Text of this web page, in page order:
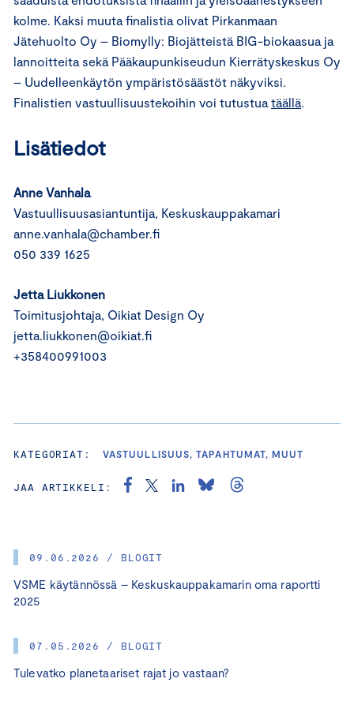
09.06.2026 / BLOGIT
VSME käytännössä – Keskuskauppakamarin oma raportti
2025
07.05.2026 / BLOGIT
Tulevatko planetaariset rajat jo vastaan?
kolme. Kaksi muuta finalistia olivat Pirkanmaan
Jätehuolto Oy – Biomylly: Biojätteistä BIG-biokaasua ja
lannoitteita sekä Pääkaupunkiseudun Kierrätyskeskus Oy
– Uudelleenkäytön ympäristösäästöt näkyviksi.
Finalistien vastuullisuustekoihin voi tutustua täällä.
Lisätiedot
Anne Vanhala
Vastuullisuusasiantuntija, Keskuskauppakamari
anne.vanhala@chamber.fi
050 339 1625
Jetta Liukkonen
Toimitusjohtaja, Oikiat Design Oy
jetta.liukkonen@oikiat.fi
+358400991003
KATEGORIAT: VASTUULLISUUS, TAPAHTUMAT, MUUT
JAA ARTIKKELI: